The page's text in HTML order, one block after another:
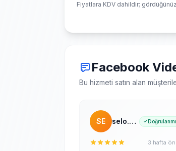
Fiyatlara KDV dahildir;
Facebook
Bu hizmeti satın alan
SE selo.prod
3 hafta